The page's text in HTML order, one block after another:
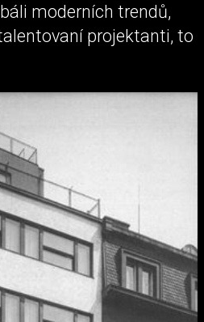
moderních trendů,
projektanti, to